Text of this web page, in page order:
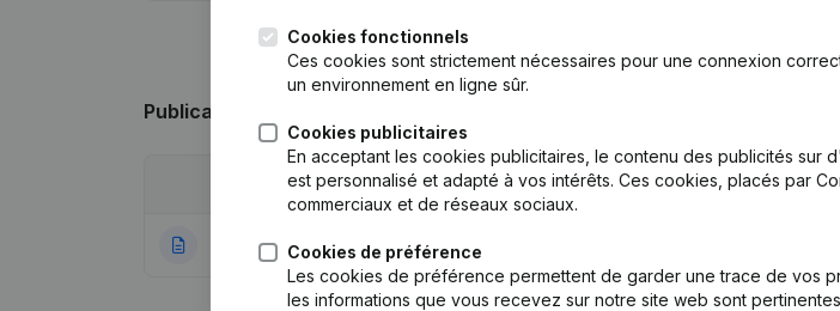
Publications
Publication
22-05-2001 Constitution
Cookies fonctionnels
Ces cookies sont strictement nécessaires pour une connexion
un environnement en ligne sûr.
Cookies publicitaires
En acceptant les cookies publicitaires, le contenu des publicités sur
est personnalisé et adapté à vos intérêts. Ces cookies, placés par
commerciaux et de réseaux sociaux.
Cookies de préférence
Les cookies de préférence permettent de garder une trace de vos
les informations que vous recevez sur notre site web sont